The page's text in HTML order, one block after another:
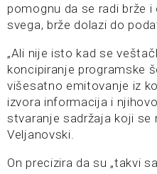
pomognu da se radi brže
svega, brže dolazi do
„Ali nije isto kad se
koncipiranje programske
višesatno emitovanje iz
izvora informacija i
stvaranje sadržaja koji se
Veljanovski.
On precizira da su „takvi